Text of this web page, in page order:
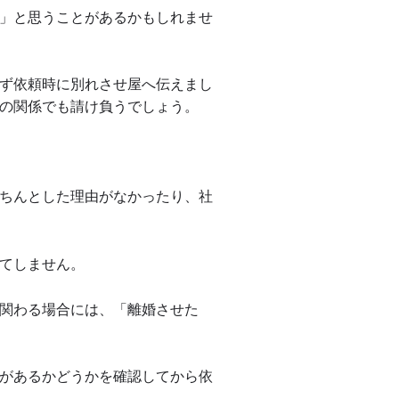
と思うことがあるかもしれませ
依頼時に別れさせ屋へ伝えまし
係でも請け負うでしょう。
んとした理由がなかったり、社
しません。
わる場合には、「離婚させた
あるかどうかを確認してから依